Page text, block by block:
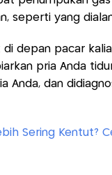
seperti yang
depan pacar
pria Anda
Anda, dan
Sering Kentut?